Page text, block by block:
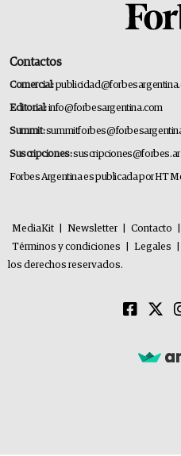
Contactos
Comercial:
Editorial:info@forbesargentina.com
Summit:
Suscripciones:suscripciones@forbes.ar
Forbes Argentina es publicada por HT
MediaKit Newsletter Contacto
Términos y condiciones
Legales
los derechos reservados.